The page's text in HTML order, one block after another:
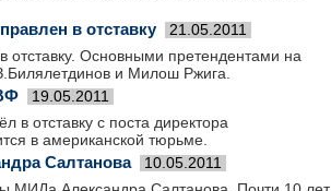
в отставку 21.05.2011
отставку. Основными претендентами на
и Милош Ржига.
19.05.2011
отставку с поста директора
в американской тюрьме.
Салтанова 10.05.2011